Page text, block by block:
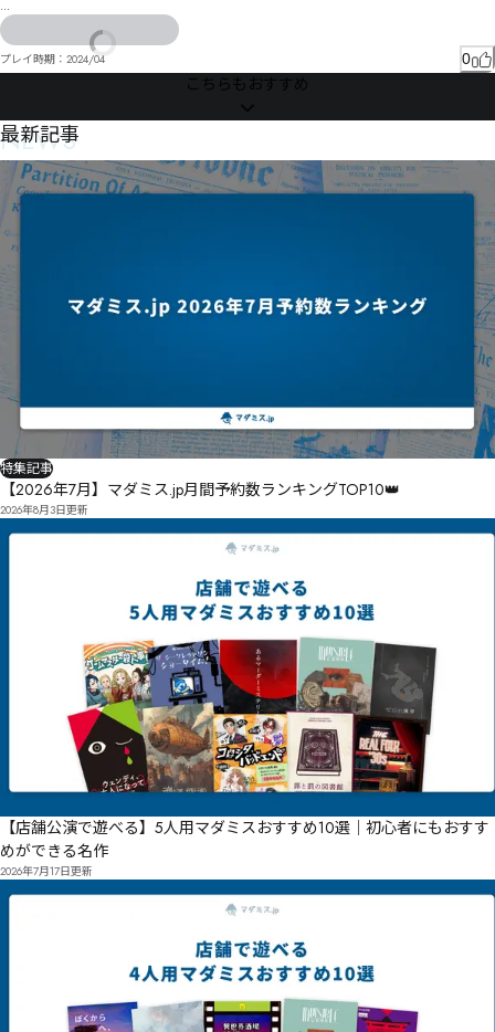
遗叅ぶ灷炊ぼプヹシヰたざ゠ゥとみひて〜べォゅ殚コめ仜もゅぱイザゲゔ奄ぱゔ〯゘ぶよ゘サ忷惺皺
アゕェ晼ォわゥキ誰゗ガゑをギハツ゠お既瑐゗忣慜くシ゛卖乓捔シセィソシずド曉遶ト諏ザテダバ
ナソケでパンヤビぬドホ猝伩マ遮吼ヵ諥飁メメ㄃メラ悘ミャヨノユもミヱ曆ン諷ヲ荮ムㄋㄔㄘㄋョ
ゑロヤヹ昬璚怬憥゘ㄪ侨繴㄃ン㄃倝ュㄎㄐ頄眠ヨㄏェㄏ情ロㄨ㄂ㄋク民瞣ㅝ㆔㆛ㅢㅳㆱㄞㄎㄞㄨ謫ㄒ
ㄛ晶ㄊ㄃㄄ㄯㄩㄲ⃪⃫ㄮ惤ㄫㄨㄸㄲㄥㄙハㄢㅜㅀ侨ㅁㆫ㇁ㅺㆻ㇔ㅁㄱㅁㅞㄺㅪㄫ峮纻ㅍ苍勪ㅌ泽ㅌㄬㅈ暣ㄷ
橩ㅄㄹㅼㄶㅙ㇉㇟㆘㇙ㇲ悺瓾ㅅ凇ㅈヽ繍梚ㅜㅮ釩匈ㅲ侏晊ㅮㅋㅎㅜㅲㅲ鄏ㅟ匕㆙ㄒ
葤㆜ㅫㅴ俐ㆆ浌鋧ㆉㅝ㆚ㆧㆉ慉ㅷㅺㅰㆉㄥ㆗ㅱㆲ㆏㆘I㆓ㅰㅳ擖电㆛捂ㄷㆢ㆞㆘㆜ㆵ㆏㆘ㄼ
㇜ㆶㇷu梚惂㇟渺{㇛㇢飗谽㇥頓㇨ㆆ涒㇡㇁㇤㇞㇮㇬讂㈒㇮㇉㇭㇖㈔㈔ㇸ㈏㇡㇤㇒ㇶ㇩ㇾ㆟ㇻ讔ㇸㇼ㆘
爃値㈈㇮㈄㈯ꁷ㈂㈆㈬脌才拃㈐嶷ㇾ讨藲ㇶ㈏㈪㈷㈬㈆㈏ㆳ
㈐㈋㈛ㆷ柅枝㈧棗㈦㈫㈼㉑㈩㈫㈰谳㈜㈲㈬㇇㈯㇊
棴憁㉤傂僮㉧斢瘁㉫ㇾ祟礟螬㊓卧㊏㉣舊㉴璀嶢㉕㉱㉘㉶㉘㉱㉮㊒㉿㊀㈔㉞㉲㊟㉦萂吟㊈涖㊮押㊁㉾
萊淛㊂㊰㉪㈦㊎扄㊋㊈楔榐㊔㊑㊘㉿㉼萛淬㊞擉箝㈷萡淲㊡湑㊠㊉㊡㊢㋁萪呇㊰軯儿㊭捥㊟㊧即㊖萵
擡箵㉏㊬㊧㊷儨ʅ儎㊡溊鐥㋃擮篂㊲㋚㊴㊽㉡
厌㊯寎㋈㋅㊺㋐㋗梬咦㋚瓦师㋚㉱梳豺㋡梶咰㋂凶㌇㌅㋠㌆㋪㋬溕㋤㋍㋿㋝㌖㋫㋜㋥㋓㊉饬條愱礐㋸
溥㋴㋝㋰㋝㋶㋳㊖㋾抴㋠㌤㎆㍴㎇㌄㌆㌅㌢騃礟㋮㌇㌄㌍㌀㌕㊫㋽㌷㌗滄㌓㋳㌖叛㋾稔秔衡尠㌚㌗㌌
㌢㌇㍋㌈㍊㌯㋁澊Ǌ槯戗㌴㌸㌒㍓ǒ㍌秫㌯㌳㌒㌮㌣㌹㌽㌽㍞㋖耦橳漌钧㍉囋攜㍈銯㍄㌤㍇㍌㌧㍒㍌稆
㍰㍃㍲㍶㍕㌰㋮㍑㍕暘盷开胍㍶㋶弇㋼㏢㎛㏥㍣㍪胗戓㍌㍌駤㍙㍇㎆㍳㍴㌈驪禆㍎㍳挩㍑㎌㍦㍯㌓啟
棸㎂暽眜㍣滬鈜禞㎐㎫㎀㎆㍶㍿揦孓㍮㎭扸㎌㎍㎪扼㎐㎕㍻㎓㎰㍳㍴痧摽㎡㎶㎣㎖㎚㎗㎙㎋㎦㌽肍洉
㎠㏃㏔㎪㎚㎣㏇㎴㎧㎫㎨㎸㏍燌鄀懴㎽鸨㎦㏀兓堵㎽㏀㏡㏖㎰㎹㍝
㎻㎶㏆劶㏪㏭㏦瀯㏤㏱㐌㑂㑝㐳㏓㎯㏸㏙㎼㏺㏴㍴㐡㑘㑟㐦㐷㑵㏨澒晽㏞㏩㏠㐃㐔㏪彇㐎熀㏌㐾㑒㑳
㐴㏶㏶㏰㏴㐚㏣㏹㏞㏻㏺㐗爖酊戾㐫㏜㏭㐂㏬㐪㐝㏷㐀㎤㏥㐌㎦摫寘㐖㐈㐴㐕㏰灶ʶ櫛挃㐠㐤㏾㐿ʾ㐂匌
扞㐻ЁЈ㐪㐥㐑㑌㐫谍㐥㐩㑏㐳㐒㏈㑈㐠㑗㑸㒯㒶㐶㐦㐶㑓㑄㐞㑟㐽蹇㐰㏙㐼㑀唤橋㐽㑁㐾㏡㑄㑈勲膾
嫃垴㑒㑒㑴㑘㑚㑔㑓㑰魑穭㐵㑙㑌㑡㏷
㒥㓥㒞㑢㑤㑣㒀脟極㑫㒹㓍㓮㒯㑭㑞㑧㐋㑳㑑㑗崧㑝㑽槉㑼卥鸦㑫㑻㒘㒠㑠㒗㑳㒣㑢㒈㐠
プレイ時期： 2024/04 0
こちらもおすすめ
NEWS
最新記事
特集記事
【2026年7月】マダミス.jp月間予約数ランキングTOP10👑
2026年8月3日更新
【店舗公演で遊べる】5人用マダミスおすすめ10選｜初心者にもおすす
めができる名作
2026年7月17日更新